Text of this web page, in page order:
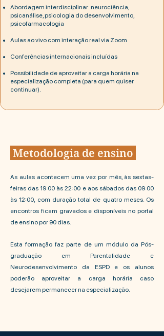
Abordagem interdisciplinar: neurociência,
psicanálise, psicologia do desenvolvimento,
psicofarmacologia
Aulas ao vivo com interação real via Zoom
Conferências internacionais incluídas
Possibilidade de aproveitar a carga horária na
especialização completa (para quem quiser
continuar).
Metodologia de ensino
As aulas acontecem uma vez por mês, às sextas-
feiras das 19:00 às 22:00 e aos sábados das 09:00
às 12:00, com duração total de quatro meses. Os
encontros ficam gravados e disponíveis no portal
de ensino por 90 dias.
Esta formação faz parte de um módulo da Pós-
graduação em Parentalidade e
Neurodesenvolvimento da ESPD e os alunos
poderão aproveitar a carga horária caso
desejarem permanecer na especialização.